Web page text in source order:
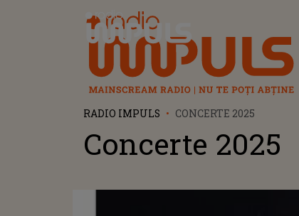
Radio Impuls
RADIO IMPULS CONCERTE 2025
Concerte 2025